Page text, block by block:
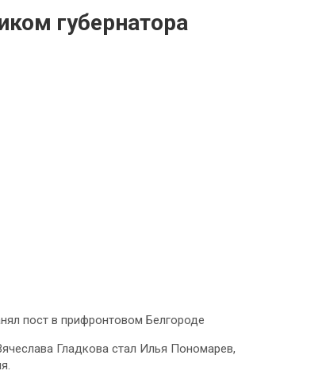
губернатора
пост в прифронтовом Белгороде
Гладкова стал Илья Пономарев,